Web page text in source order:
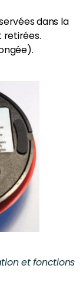
dans la
retirées.
et fonctions